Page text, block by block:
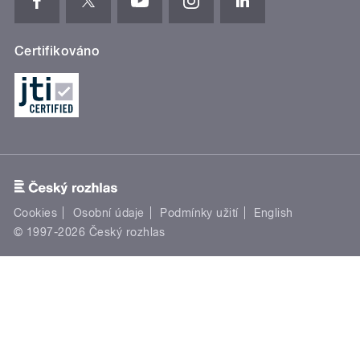
Certifikováno
Cookies Osobní údaje Podmínky užití
English
© 1997-2026 Český rozhlas